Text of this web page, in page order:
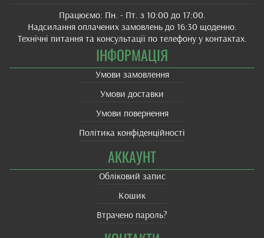
Працюємо: Пн. - Пт. з 10:00 до 17:00.
Надсилання оплачених замовлень до 16:30 щоденно.
Технічні питання та консультації по телефону у контактах.
ІНФОРМАЦІЯ
Умови замовлення
Умови доставки
Умови повернення
Політика конфіденційності
АККАУНТ
Обліковий запис
Кошик
Втрачено пароль?